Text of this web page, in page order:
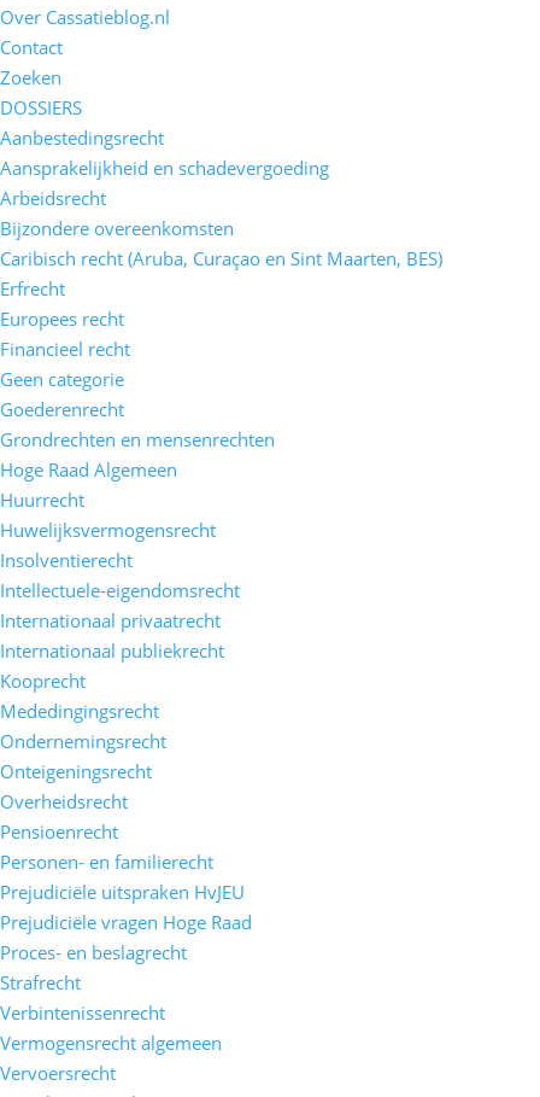
Over Cassatieblog.nl
Contact
Zoeken
DOSSIERS
Aanbestedingsrecht
Aansprakelijkheid en schadevergoeding
Arbeidsrecht
Bijzondere overeenkomsten
Caribisch recht (Aruba, Curaçao en Sint Maarten, BES)
Erfrecht
Europees recht
Financieel recht
Geen categorie
Goederenrecht
Grondrechten en mensenrechten
Hoge Raad Algemeen
Huurrecht
Huwelijksvermogensrecht
Insolventierecht
Intellectuele-eigendomsrecht
Internationaal privaatrecht
Internationaal publiekrecht
Kooprecht
Mededingingsrecht
Ondernemingsrecht
Onteigeningsrecht
Overheidsrecht
Pensioenrecht
Personen- en familierecht
Prejudiciële uitspraken HvJEU
Prejudiciële vragen Hoge Raad
Proces- en beslagrecht
Strafrecht
Verbintenissenrecht
Vermogensrecht algemeen
Vervoersrecht